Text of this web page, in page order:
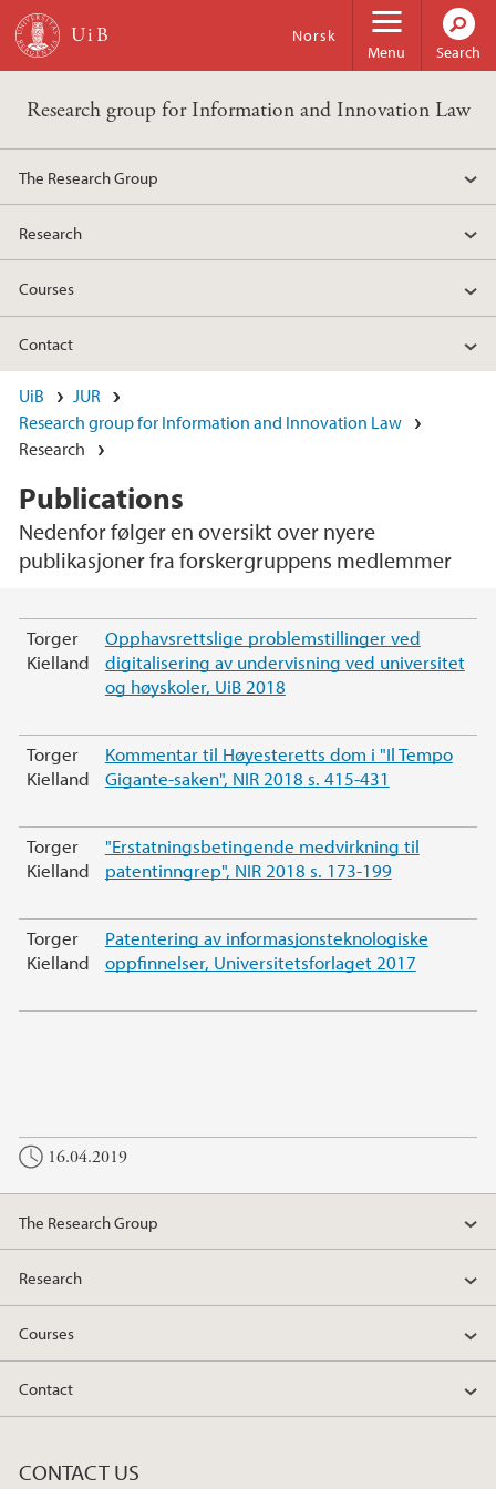
Skip to main content
Menu
Norsk
Search
Research group for Information and Innovation Law
The Research Group
Research
Courses
Contact
UiB
JUR
Research group for Information and Innovation Law
Research
Publications
Nedenfor følger en oversikt over nyere
publikasjoner fra forskergruppens medlemmer
Main content
Torger
Kielland
Opphavsrettslige problemstillinger ved
digitalisering av undervisning ved universitet
og høyskoler, UiB 2018
Torger
Kielland
Kommentar til Høyesteretts dom i "Il Tempo
Gigante-saken", NIR 2018 s. 415-431
Torger
Kielland
"Erstatningsbetingende medvirkning til
patentinngrep", NIR 2018 s. 173-199
Torger
Kielland
Patentering av informasjonsteknologiske
oppfinnelser, Universitetsforlaget 2017
16.04.2019
The Research Group
Research
Courses
Contact
CONTACT US